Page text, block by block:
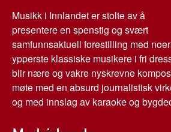
Musikk i Innlandet er stolte av å
presentere en spenstig og svært
samfunnsaktuell forestilling med
ypperste klassiske musikere i fri
blir nære og vakre nyskrevne
møte med en absurd journalistisk
og med innslag av karaoke og